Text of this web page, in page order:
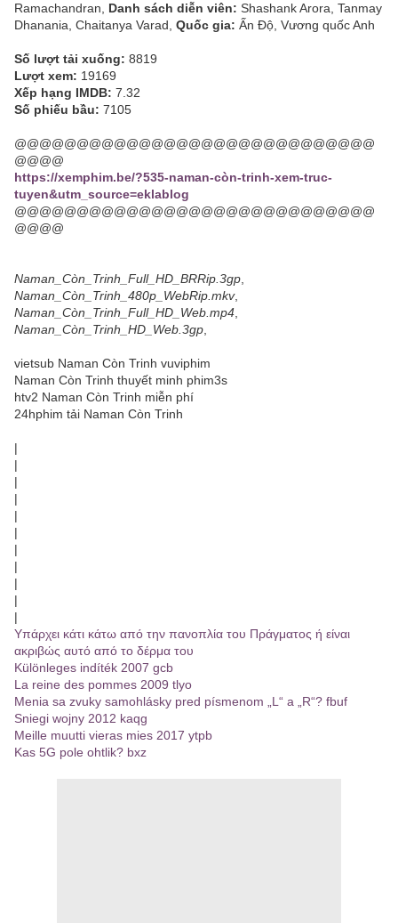
Ramachandran, Danh sách diễn viên: Shashank Arora, Tanmay
Dhanania, Chaitanya Varad, Quốc gia: Ấn Độ, Vương quốc Anh
Số lượt tải xuống: 8819
Lượt xem: 19169
Xếp hạng IMDB: 7.32
Số phiếu bầu: 7105
@@@@@@@@@@@@@@@@@@@@@@@@@@@@@
@@@@
https://xemphim.be/?535-naman-còn-trinh-xem-truc-
tuyen&utm_source=eklablog
@@@@@@@@@@@@@@@@@@@@@@@@@@@@@
@@@@
Naman_Còn_Trinh_Full_HD_BRRip.3gp
Naman_Còn_Trinh_480p_WebRip.mkv,
Naman_Còn_Trinh_Full_HD_Web.mp4
Naman_Còn_Trinh_HD_Web.3gp
vietsub Naman Còn Trinh vuviphim
Naman Còn Trinh thuyết minh phim3s
htv2 Naman Còn Trinh miễn phí
24hphim tải Naman Còn Trinh
|
|
|
|
|
|
|
|
|
|
|
Υπάρχει κάτι κάτω από την πανοπλία του Πράγματος ή είναι
ακριβώς αυτό από το δέρμα του
Különleges indíték 2007 gcb
La reine des pommes 2009 tlyo
Menia sa zvuky samohlásky pred písmenom „L“ a „R“? fbuf
Sniegi wojny 2012 kaqg
Meille muutti vieras mies 2017 ytpb
Kas 5G pole ohtlik? bxz